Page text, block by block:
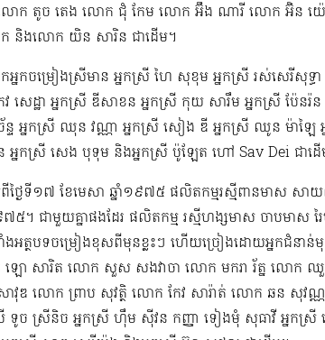
ោក តូច តេង លោក ជុំ កែម លោក អ៊ឹង ណារី លោក អ៊ិន
និងលោក យិន សារិន ជាដើម។
នកចម្រៀងស្រីមាន អ្នកស្រី ហៃ សុខុម​ អ្នកស្រី រស់សេរី​សុទ្ធា
វ សេដ្ឋា អ្នកស្រី ឌី​សាខន អ្នកស្រី កុយ សារឹម អ្នកស្រី ប៉ែន
ទ អ្នកស្រី ឈុន វណ្ណា អ្នកស្រី សៀង ឌី អ្នកស្រី ឈូន ម៉ាឡៃ
អ្នកស្រី សេង បុទុម និងអ្នកស្រី ប៉ូឡែត ហៅ Sav Dei ជាដើ
ពីថ្ងៃទី១៧ ខែមេសា ឆ្នាំ១៩៧៥​ ផលិតកម្មរស្មីពានមាស សា
៧៥។ ជាមួយគ្នាផងដែរ ផលិតកម្ម រស្មីហង្សមាស ចាបមាស
ងអត្ថបទចម្រៀងខុសពីមុន​ខ្លះៗ ហើយច្រៀងដោយអ្នកជំន
ោ សារិត លោក​​ សួស សងវាចា​ លោក មករា រ័ត្ន លោ
វុឌ លោក ព្រាប សុវត្ថិ លោក កែវ សារ៉ាត់ លោក ឆន សុវណ្ណរ
ទូច ស្រីនិច អ្នកស្រី ហ៊ឹម ស៊ីវន កញ្ញា​ ទៀងមុំ សុធាវី​​​ អ្នកស្